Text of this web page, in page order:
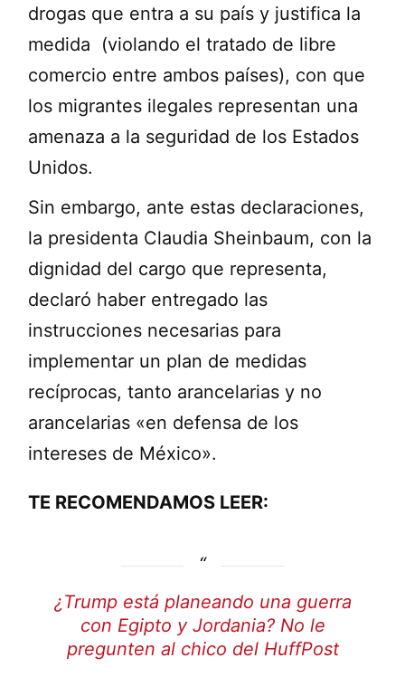
drogas que entra a su país y justifica la
medida (violando el tratado de libre
comercio entre ambos países), con que
los migrantes ilegales representan una
amenaza a la seguridad de los Estados
Unidos.
Sin embargo, ante estas declaraciones,
la presidenta Claudia Sheinbaum, con la
dignidad del cargo que representa,
declaró haber entregado las
instrucciones necesarias para
implementar un plan de medidas
recíprocas, tanto arancelarias y no
arancelarias «en defensa de los
intereses de México».
TE RECOMENDAMOS LEER:
¿Trump está planeando una guerra
con Egipto y Jordania? No le
pregunten al chico del HuffPost